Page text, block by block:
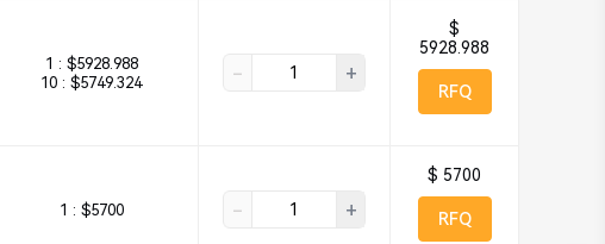
1 : $5928.988
10 : $5749.324 - +
$
5928.988
RFQ
1 : $5700 - +
$ 5700
RFQ